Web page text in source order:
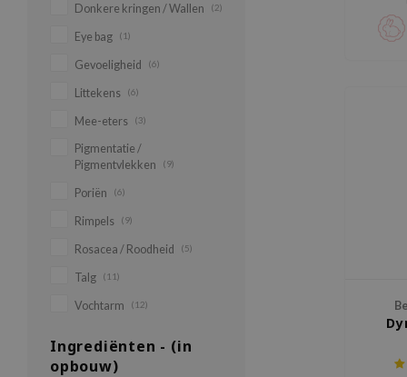
Donkere kringen / Wallen (2)
Eye bag (1)
Gevoeligheid (6)
Littekens (6)
Mee-eters (3)
Pigmentatie /
Pigmentvlekken
(9)
Poriën (6)
Rimpels (9)
Rosacea / Roodheid (5)
Talg (11)
Vochtarm (12)
Ingrediënten - (in
opbouw)